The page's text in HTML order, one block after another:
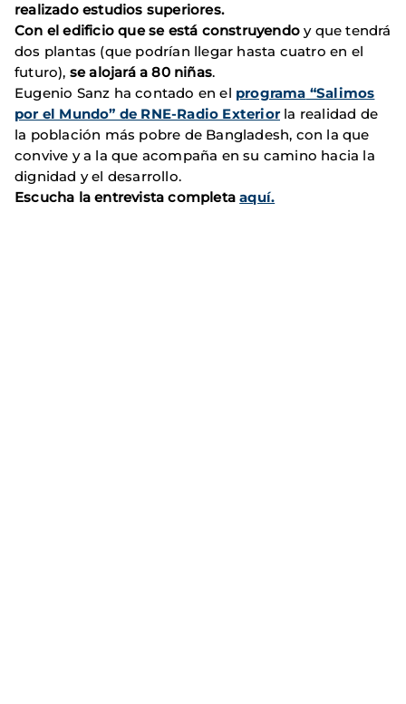
realizado estudios superiores.
Con el edificio que se está construyendo y que tendrá
dos plantas (que podrían llegar hasta cuatro en el
futuro), se alojará a 80 niñas.
Eugenio Sanz ha contado en el programa “Salimos
por el Mundo” de RNE-Radio Exteriorla realidad de
la población más pobre de Bangladesh, con la que
convive y a la que acompaña en su camino hacia la
dignidad y el desarrollo.
Escucha la entrevista completaaquí.